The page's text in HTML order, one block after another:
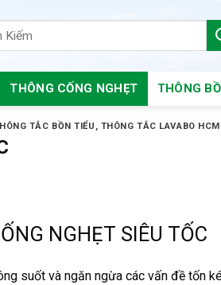
THÔNG CỐNG NGHẸT THÔNG
TẮC BỒN TIỂU , THÔNG TẮC LAVABO HCM
NGHẸT SIÊU TỐC
suốt và ngăn ngừa các vấn đề tốn